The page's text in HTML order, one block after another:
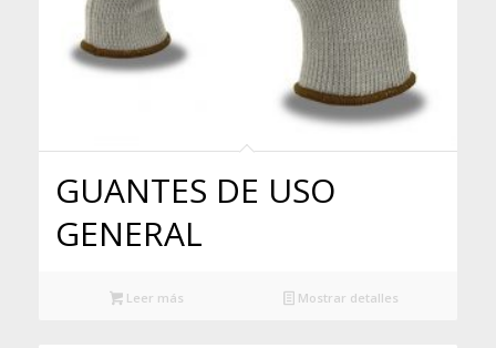
GUANTES DE USO
GENERAL
Leer más Mostrar detalles